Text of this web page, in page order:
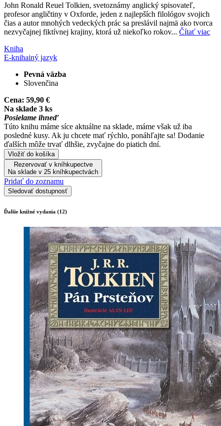
John Ronald Reuel Tolkien, svetoznámy anglický spisovateľ,
profesor angličtiny v Oxforde, jeden z najlepších filológov svojich
čias a autor mnohých vedeckých prác sa preslávil najmä ako tvorca
nezvyčajnej fiktívnej krajiny, ktorá už niekoľko rokov... Čítať viac
Kniha
E-knihainý jazyk
Pevná väzba
Slovenčina
Cena: 59,90 €
Na sklade 3 ks
Posielame ihneď
Túto knihu máme síce aktuálne na sklade, máme však už iba
posledné kusy. Ak ju chcete mať rýchlo, ponáhľajte sa! Dodanie
ďalších môže trvať dlhšie, zvyčajne do piatich dní.
Vložiť do košíka
Rezervovať v kníhkupectve
Na sklade v 25 kníhkupectvách
Pridať do zoznamu
Sledovať dostupnosť
Ďalšie knižné vydania (12)